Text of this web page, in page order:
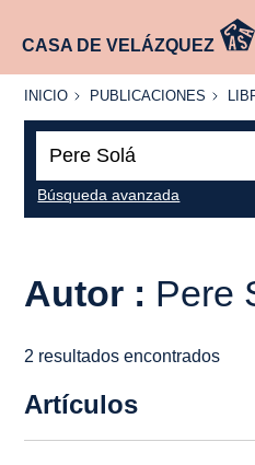
CASA DE VELÁZQUEZ
INICIO
INICIO PUBLICACIONES
PUBLICACIONES
Búsqueda avanzada
Autor : Pere
2 resultados encontrados
Artículos